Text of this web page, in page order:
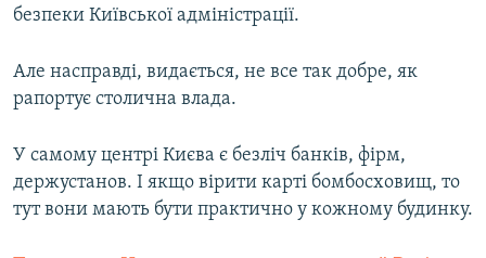
безпеки Київської адміністрації.
Але насправді, видається, не все так добре, як
рапортує столична влада.
У самому центрі Києва є безліч банків, фірм,
держустанов. І якщо вірити карті бомбосховищ, то
тут вони мають бути практично у кожному будинку.